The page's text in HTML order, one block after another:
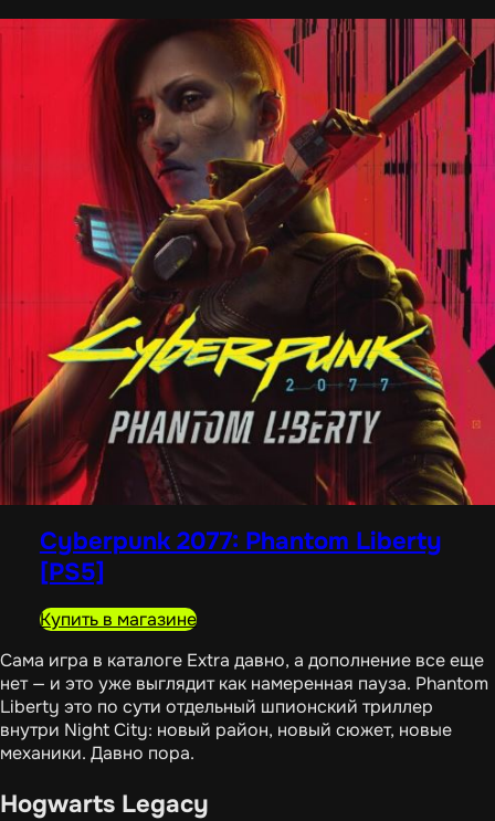
Cyberpunk 2077: Phantom Liberty
[PS5]
Купить в магазине
Сама игра в каталоге Extra давно, а дополнение все еще
нет — и это уже выглядит как намеренная пауза. Phantom
Liberty это по сути отдельный шпионский триллер
внутри Night City: новый район, новый сюжет, новые
механики. Давно пора.
Hogwarts Legacy